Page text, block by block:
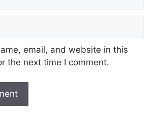
email, and website in this
the next time I comment.